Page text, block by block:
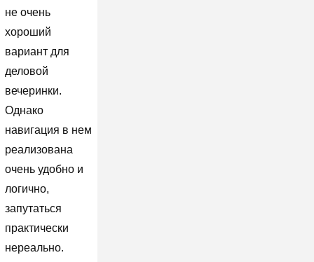
не очень
хороший
вариант для
деловой
вечеринки.
Однако
навигация в нем
реализована
очень удобно и
логично,
запутаться
практически
нереально.